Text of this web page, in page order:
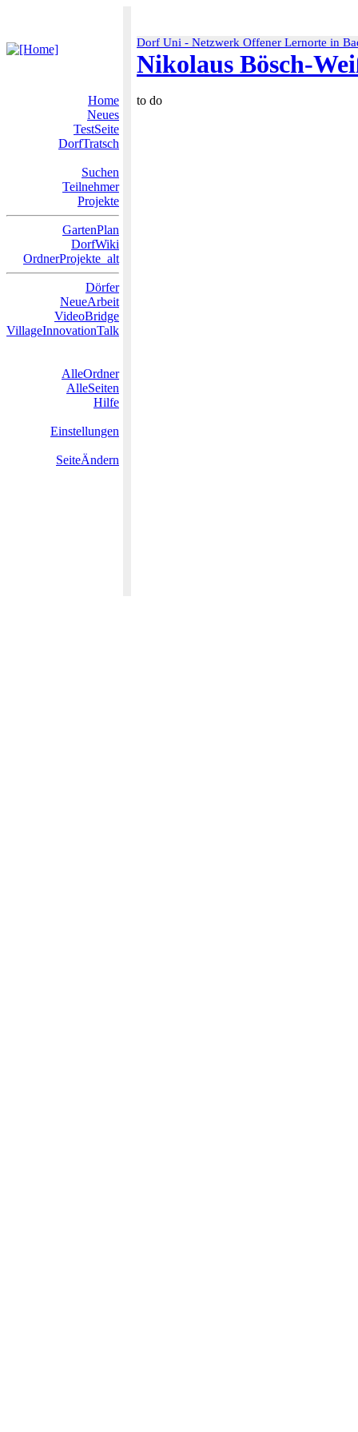
Dorf Uni - Netzwerk Offener Lernorte in
Nikolaus Bösch-
Home
Neues
TestSeite
DorfTratsch
Suchen
Teilnehmer
Projekte
GartenPlan
DorfWiki
OrdnerProjekte_alt
Dörfer
NeueArbeit
VideoBridge
VillageInnovationTalk
AlleOrdner
AlleSeiten
Hilfe
Einstellungen
SeiteÄndern
to do